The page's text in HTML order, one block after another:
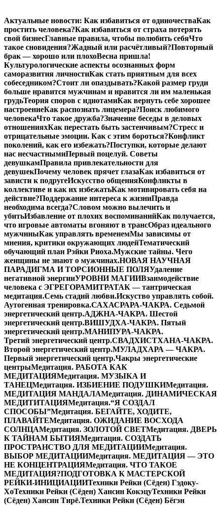
Перейти
к
содержимому
Актуальные новости: Как избавиться от одиночестваКак
простить человека?Как избавиться от страха потерять
свой бизнесГлавные правила, чтобы полюбить себяЧто
такое сновидения?Жадный или расчётливый?Повторный
брак — хорошо или плохоВесна пришла!
Культурологические аспекты осознанных форм
саморазвития личностиКак стать приятным для всех
собеседником?Стоит ли опаздывать?Какой размер груди
больше нравится мужчинам и нравится ли им маленькая
грудьТеория споров с идиотамиКак вернуть себе хорошее
настроениеКак распознать лицемера?Поиск любимого
человекаЧто такое дружба?Значение беседы в деловых
отношенияхКак перестать быть застенчивым?Стресс и
отрицательные эмоции. Как с этим бороться?Конфликт
поколений, как его избежать?Поступки, которые делают
нас несчастнымиПервый поцелуй. Советы
девушкамПравила привлекательности для
девушекПочему человек прячет глазаКак избавиться от
зависти к подругеИскусство общенияКонфликты в
коллективе и как их избежатьКак мотивировать себя на
действие?Поддержание интереса к жизниПравда
необходима всегда?Словом можно вылечить и
убитьИзбавление от плохих воспоминанийКак получается,
что игровые автоматы вгоняют в трансОбраз идеального
мужчиныКак управлять временемМы зависимы от
мнения, критики окружающих людейТематический
обучающий план Рэйки Риоха.Мужские тайны. Чего
женщины не знают о мужчинах.НОВАЯ НАУЧНАЯ
ПАРАДИГМА И ТОРСИОННЫЕ ПОЛЯУдаление
негативной энергииУРОВНИ МАГИИВзаимодействие
человека с ЭГРЕГОРАМИТРАТАК — тантрическая
медитация.Семь стадий любви.Искуство управлять собой.
Аутогенная тренировка.САХАСРАРА-ЧАКРА. Седьмой
энергетический центр.АДЖНА-ЧАКРА. Шестой
энергетический центр.ВИШУДХА-ЧАКРА. Пятый
энергетический центр.МАНИПУРА-ЧАКРА.
Третий энергетический центр.СВАДХИСТХАНА-ЧАКРА.
Второй энергетический центр.МУЛАДХАРА — ЧАКРА.
Первый энергетический центр.Чакры энергетические
центрыМедитация. РАБОТА КАК
МЕДИТАЦИЯМедитация. МУЗЫКА И
ТАНЕЦМедитация. ИЗБИЕНИЕ ПОДУШКИМедитация.
МЕДИТАЦИЯ МАНДАЛАМедитация. ДИНАМИЧЕСКАЯ
МЕДИТИТАЦИЯМедитация.“Я СОЗДАЛ
СПОСОБЫ”Медитация. БЕГАЙТЕ, ХОДИТЕ,
ПЛАВАЙТЕМедитация. ОЖИДАНИЕ ВОСХОДА
СОЛНЦАМедитация. ЗОЛОТОЙ СВЕТМедитация. ДВЕРЬ
К ТАЙНАМ БЫТИЯМедитация. СОЗДАТЬ
ПРОСТРАНСТВО ДЛЯ МЕДИТАЦИИМедитация.
ВЫБОР МЕДИТАЦИИМедитация. МЕДИТАЦИЯ — ЭТО
НЕ КОНЦЕНТРАЦИЯМедитация. ЧТО ТАКОЕ
МЕДИТАЦИЯ?ПОДГОТОВКА К МАСТЕРСКОЙ
РЕЙКИ-ИНИЦИАЦИИТехники Рейки (Сёден) Гэдоку-
ХоТехники Рейки (Сёден) Хансин КокэцуТехники Рейки
(Сёден) Хансин Тирё.Техники Рейки (Сёден) Бёгэн